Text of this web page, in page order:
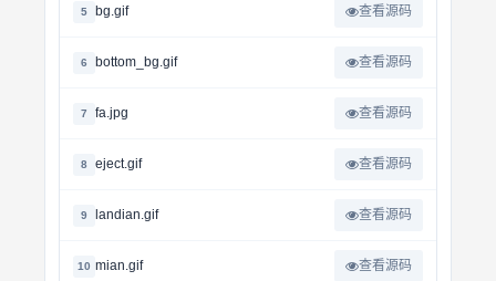
5 bg.gif 查看源码
6 bottom_bg.gif 查看源码
7 fa.jpg 查看源码
8 eject.gif 查看源码
9 landian.gif 查看源码
10 mian.gif 查看源码